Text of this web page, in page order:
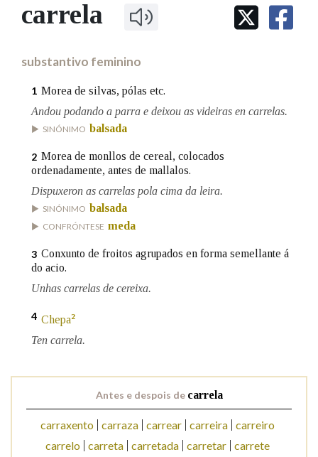
IDENTIDADE CORPORATIVA
MARCIAL DEL ADALID
FIGURAS HOMENAXEADAS
PORTAL DAS PALABRAS
Facebook
TwitterYoutubeInstagramBluesky
BUSCAR NOS LEMAS
Contén
BUSCAR NO CONTIDO
Nas definicións
OUTRAS OPCIÓNS DE BUSCA
Marcas gramaticais
carrela
substantivo feminino
1 Morea de silvas, pólas etc.
Andou podando a parra e deixou as videiras en carrelas.
SINÓNIMO balsada
2 Morea de monllos de cereal, colocados
ordenadamente, antes de mallalos.
Dispuxeron as carrelas pola cima da leira.
SINÓNIMO balsada
CONFRÓNTESE meda
3 Conxunto de froitos agrupados en forma semellante á
do acio.
Unhas carrelas de cereixa.
4 Chepa2
Ten carrela.
Antes e despois de carrela
carraxento carraza carrear carreira
carreiro
carrelo
carreta carretada carretar carrete